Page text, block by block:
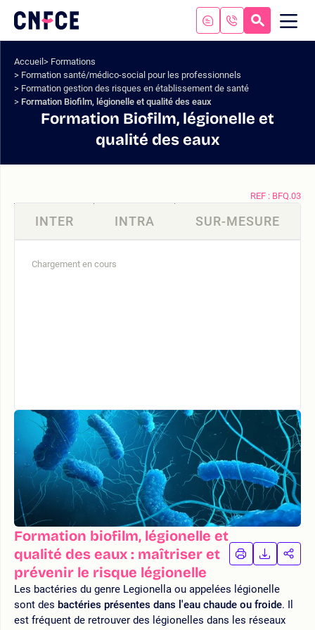
contenu
menu
Aller
Logo
site
Accueil
Formations
Formation santé/médico-social pour les professionnels
Formation gestion des risques en établissement de santé
Formation Biofilm, légionelle et qualité des eaux
Formation Biofilm, légionelle et
qualité des eaux
Formation biofilm, légionelle et
qualité des eaux : maîtriser et
prévenir le risque légionelle
IMPRIMER
LA
LA
Les bactéries du genre Legionella ou appelées légionelle
sont des bactéries présentes dans l'eau chaude ou froide. Il
est fréquent de retrouver des légionelles dans les réseaux
REF : BFQ.03
INTER INTRA SUR-MESURE